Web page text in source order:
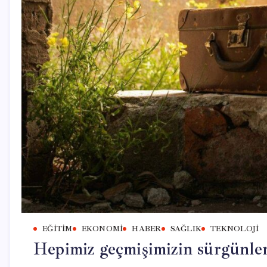
EĞITIM EKONOMI HABER SAĞLIK TEKNOLOJI
Hepimiz geçmişimizin